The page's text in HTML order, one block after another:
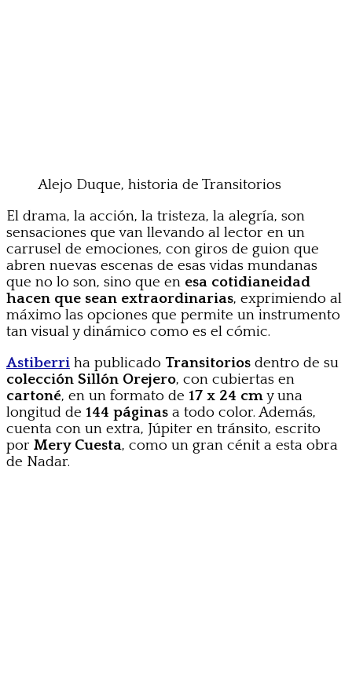
Alejo Duque, historia de Transitorios
El drama, la acción, la tristeza, la alegría, son
sensaciones que van llevando al lector en un
carrusel de emociones, con giros de guion que
abren nuevas escenas de esas vidas mundanas
que no lo son, sino que en esa cotidianeidad
hacen que sean extraordinarias, exprimiendo al
máximo las opciones que permite un instrumento
tan visual y dinámico como es el cómic.
Astiberri ha publicado Transitorios dentro de su
colección Sillón Orejero, con cubiertas en
cartoné, en un formato de 17 x 24 cmy una
longitud de 144 páginas a todo color. Además,
cuenta con un extra, Júpiter en tránsito, escrito
por Mery Cuesta, como un gran cénit a esta obra
de Nadar.